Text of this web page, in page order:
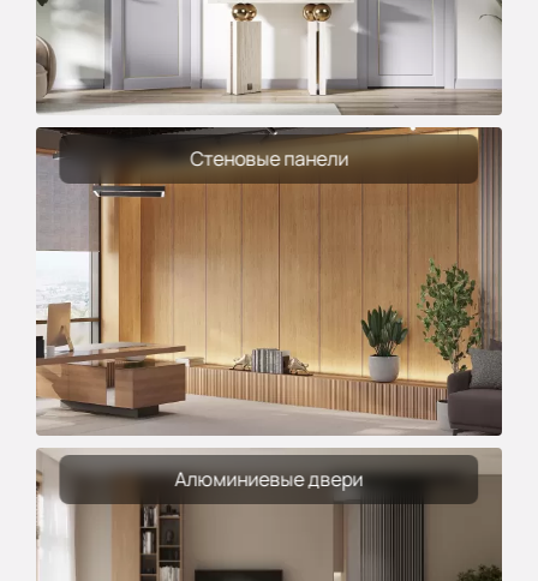
Стеновые панели
Алюминиевые двери